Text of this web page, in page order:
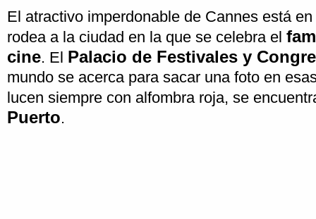
El atractivo imperdonable de Cannes está
rodea a la ciudad en la que se celebra el
cine. El Palacio de Festivales y
mundo se acerca para sacar una foto en
lucen siempre con alfombra roja, se
Puerto.